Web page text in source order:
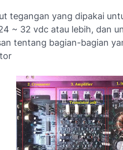
tegangan yang dipakai
~ 32 vdc atau lebih, dan
tentang bagian-bagian